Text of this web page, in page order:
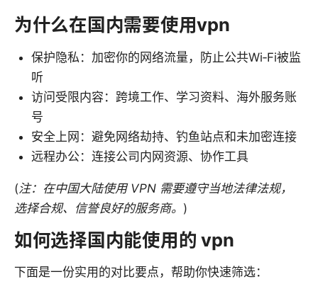
为什么在国内需要使用vpn
保护隐私：加密你的网络流量，防止公共Wi‑Fi被监
听
访问受限内容：跨境工作、学习资料、海外服务账
号
安全上网：避免网络劫持、钓鱼站点和未加密连接
远程办公：连接公司内网资源、协作工具
(注：在中国大陆使用 VPN 需要遵守当地法律法规，
选择合规、信誉良好的服务商。 )
如何选择国内能使用的 vpn
下面是一份实用的对比要点，帮助你快速筛选：